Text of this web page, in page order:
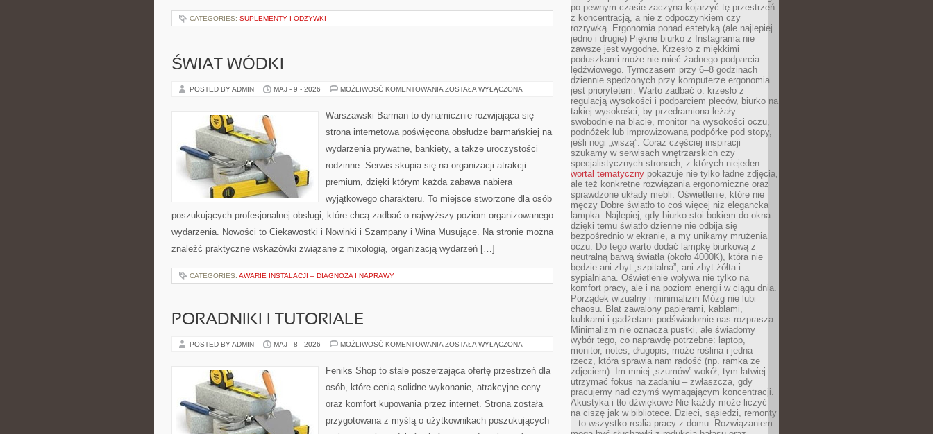
CATEGORIES: SUPLEMENTY I ODŻYWKI
ŚWIAT WÓDKI
POSTED BY ADMIN MAJ - 9 - 2026 MOŻLIWOŚĆ KOMENTOWANIA ŚWIAT
ZOSTAŁA WYŁĄCZONA
Warszawski Barman to dynamicznie rozwijająca się
strona internetowa poświęcona obsłudze barmańskiej na
wydarzenia prywatne, bankiety, a także uroczystości
rodzinne. Serwis skupia się na organizacji atrakcji
premium, dzięki którym każda zabawa nabiera
wyjątkowego charakteru. To miejsce stworzone dla osób
poszukujących profesjonalnej obsługi, które chcą zadbać o najwyższy poziom organizowanego
wydarzenia. Nowości to Ciekawostki i Nowinki i Szampany i Wina Musujące. Na stronie można
znaleźć praktyczne wskazówki związane z mixologią, organizacją wydarzeń […]
CATEGORIES: AWARIE INSTALACJI – DIAGNOZA I NAPRAWY
PORADNIKI I TUTORIALE
POSTED BY ADMIN MAJ - 8 - 2026 MOŻLIWOŚĆ KOMENTOWANIA PORADNIKI
ZOSTAŁA WYŁĄCZONA
Feniks Shop to stale poszerzająca ofertę przestrzeń dla
osób, które cenią solidne wykonanie, atrakcyjne ceny
oraz komfort kupowania przez internet. Strona została
przygotowana z myślą o użytkownikach poszukujących
po pewnym czasie zaczyna kojarzyć tę przestrzeń
z koncentracją, a nie z odpoczynkiem czy
rozrywką. Ergonomia ponad estetyką (ale najlepiej
jedno i drugie) Piękne biurko z Instagrama nie
zawsze jest wygodne. Krzesło z miękkimi
poduszkami może nie mieć żadnego podparcia
lędźwiowego. Tymczasem przy 6–8 godzinach
dziennie spędzonych przy komputerze ergonomia
jest priorytetem. Warto zadbać o: krzesło z
regulacją wysokości i podparciem pleców, biurko na
takiej wysokości, by przedramiona leżały
swobodnie na blacie, monitor na wysokości oczu,
podnóżek lub improwizowaną podpórkę pod stopy,
jeśli nogi „wiszą”. Coraz częściej inspiracji
szukamy w serwisach wnętrzarskich czy
specjalistycznych stronach, z których niejeden
wortal tematyczny pokazuje nie tylko ładne zdjęcia,
ale też konkretne rozwiązania ergonomiczne oraz
sprawdzone układy mebli. Oświetlenie, które nie
męczy Dobre światło to coś więcej niż elegancka
lampka. Najlepiej, gdy biurko stoi bokiem do okna –
dzięki temu światło dzienne nie odbija się
bezpośrednio w ekranie, a my unikamy mrużenia
oczu. Do tego warto dodać lampkę biurkową z
neutralną barwą światła (około 4000K), która nie
będzie ani zbyt „szpitalna”, ani zbyt żółta i
sypialniana. Oświetlenie wpływa nie tylko na
komfort pracy, ale i na poziom energii w ciągu dnia.
Porządek wizualny i minimalizm Mózg nie lubi
chaosu. Blat zawalony papierami, kablami,
kubkami i gadżetami podświadomie nas rozprasza.
Minimalizm nie oznacza pustki, ale świadomy
wybór tego, co naprawdę potrzebne: laptop,
monitor, notes, długopis, może roślina i jedna
rzecz, która sprawia nam radość (np. ramka ze
zdjęciem). Im mniej „szumów” wokół, tym łatwiej
utrzymać fokus na zadaniu – zwłaszcza, gdy
pracujemy nad czymś wymagającym koncentracji.
Akustyka i tło dźwiękowe Nie każdy może liczyć
na ciszę jak w bibliotece. Dzieci, sąsiedzi, remonty
– to wszystko realia pracy z domu. Rozwiązaniem